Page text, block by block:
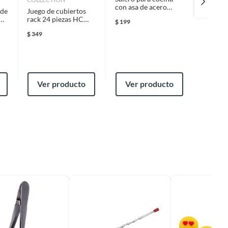
Juego de cubiertos
rack 24 piezas HC
$349
Ver producto
con asa de acero
$ 199
Ver producto